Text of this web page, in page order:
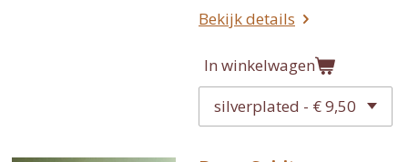
Bekijk details
In winkelwagen